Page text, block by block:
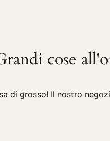
cose
di grosso! Il nostro